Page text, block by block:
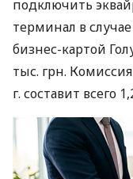
подключить
терминал в
бизнес-картой
тыс. грн.
г. составит всего